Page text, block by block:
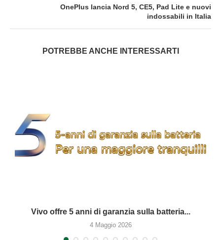
OnePlus lancia Nord 5, CE5, Pad Lite e nuovi
indossabili in Italia
POTREBBE ANCHE INTERESSARTI
Vivo offre 5 anni di garanzia sulla batteria...
4 Maggio 2026